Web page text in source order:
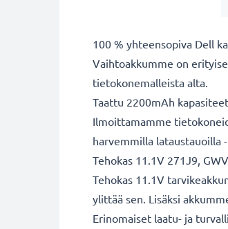
100 % yhteensopiva Dell
Vaihtoakkumme on
tietokonemalleista alta.
Taattu 2200mAh
Ilmoittamamme
harvemmilla lataustauoilla
Tehokas 11.1V 271J9,
Tehokas 11.1V
ylittää sen. Lisäksi
Erinomaiset laatu- ja